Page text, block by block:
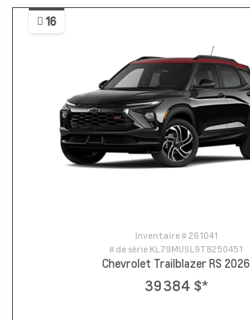
16
Inventaire # 261041
# de série KL79MUSL9TB250451
Chevrolet Trailblazer RS 2026
39 384 $*